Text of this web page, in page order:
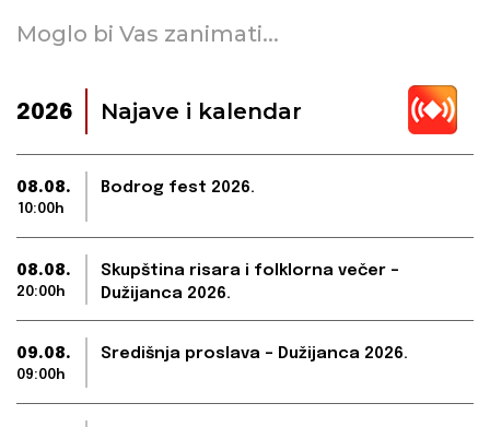
Moglo bi Vas zanimati...
2026 Najave i kalendar
08.08.
10:00h
Bodrog fest 2026.
08.08.
20:00h
Skupština risara i folklorna večer –
Dužijanca 2026.
09.08.
09:00h
Središnja proslava – Dužijanca 2026.